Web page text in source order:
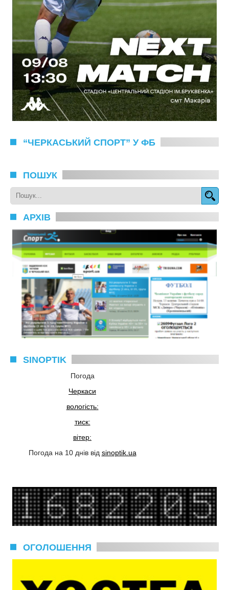
“ЧЕРКАСЬКИЙ СПОРТ” У ФБ
ПОШУК
АРХІВ
SINOPTIK
Погода
Черкаси
вологість:
тиск:
вітер:
Погода на 10 днів від sinoptik.ua
ОГОЛОШЕННЯ